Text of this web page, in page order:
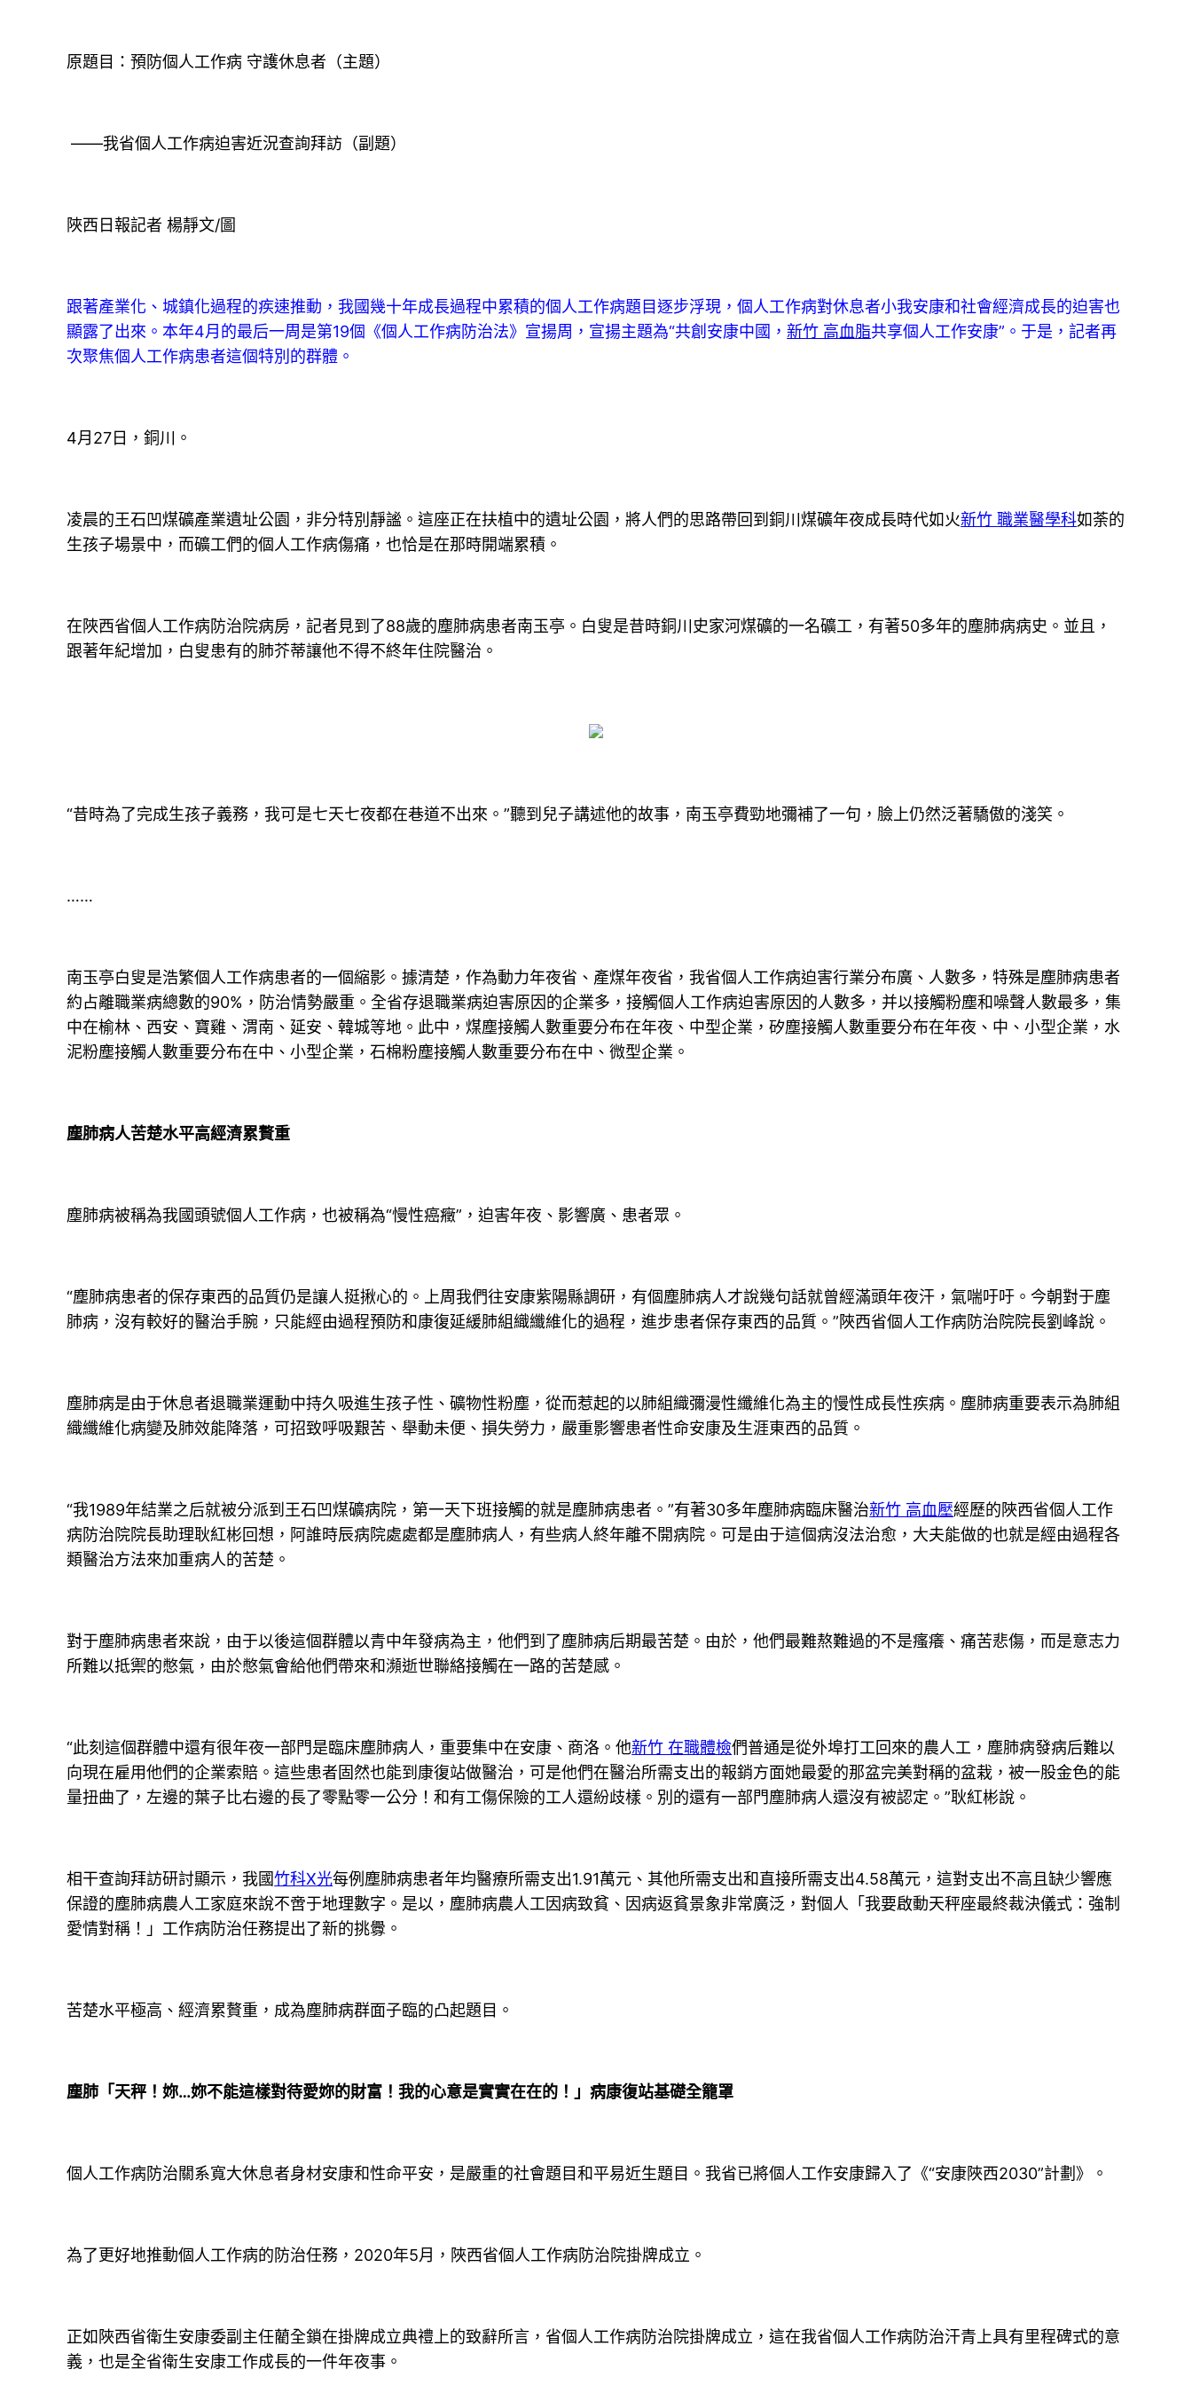
原題目：預防個人工作病 守護休息者（主題）
——我省個人工作病迫害近況查詢拜訪（副題）
陜西日報記者 楊靜文/圖
跟著產業化、城鎮化過程的疾速推動，我國幾十年成長過程中累積的個人工作病題目逐步浮現，個人工作病對休息者小我安康和社會經濟成長的迫害也
顯露了出來。本年4月的最后一周是第19個《個人工作病防治法》宣揚周，宣揚主題為“共創安康中國，新竹 高血脂共享個人工作安康”。于是，記者再
次聚焦個人工作病患者這個特別的群體。
4月27日，銅川。
凌晨的王石凹煤礦產業遺址公園，非分特別靜謐。這座正在扶植中的遺址公園，將人們的思路帶回到銅川煤礦年夜成長時代如火新竹 職業醫學科如荼的
生孩子場景中，而礦工們的個人工作病傷痛，也恰是在那時開端累積。
在陜西省個人工作病防治院病房，記者見到了88歲的塵肺病患者南玉亭。白叟是昔時銅川史家河煤礦的一名礦工，有著50多年的塵肺病病史。並且，
跟著年紀增加，白叟患有的肺芥蒂讓他不得不終年住院醫治。
“昔時為了完成生孩子義務，我可是七天七夜都在巷道不出來。”聽到兒子講述他的故事，南玉亭費勁地彌補了一句，臉上仍然泛著驕傲的淺笑。
……
南玉亭白叟是浩繁個人工作病患者的一個縮影。據清楚，作為動力年夜省、產煤年夜省，我省個人工作病迫害行業分布廣、人數多，特殊是塵肺病患者
約占離職業病總數的90%，防治情勢嚴重。全省存退職業病迫害原因的企業多，接觸個人工作病迫害原因的人數多，并以接觸粉塵和噪聲人數最多，集
中在榆林、西安、寶雞、渭南、延安、韓城等地。此中，煤塵接觸人數重要分布在年夜、中型企業，矽塵接觸人數重要分布在年夜、中、小型企業，水
泥粉塵接觸人數重要分布在中、小型企業，石棉粉塵接觸人數重要分布在中、微型企業。
塵肺病人苦楚水平高經濟累贅重
塵肺病被稱為我國頭號個人工作病，也被稱為“慢性癌癥”，迫害年夜、影響廣、患者眾。
“塵肺病患者的保存東西的品質仍是讓人挺揪心的。上周我們往安康紫陽縣調研，有個塵肺病人才說幾句話就曾經滿頭年夜汗，氣喘吁吁。今朝對于塵
肺病，沒有較好的醫治手腕，只能經由過程預防和康復延緩肺組織纖維化的過程，進步患者保存東西的品質。”陜西省個人工作病防治院院長劉峰說。
塵肺病是由于休息者退職業運動中持久吸進生孩子性、礦物性粉塵，從而惹起的以肺組織彌漫性纖維化為主的慢性成長性疾病。塵肺病重要表示為肺組
織纖維化病變及肺效能降落，可招致呼吸艱苦、舉動未便、損失勞力，嚴重影響患者性命安康及生涯東西的品質。
“我1989年結業之后就被分派到王石凹煤礦病院，第一天下班接觸的就是塵肺病患者。”有著30多年塵肺病臨床醫治新竹 高血壓經歷的陜西省個人工作
病防治院院長助理耿紅彬回想，阿誰時辰病院處處都是塵肺病人，有些病人終年離不開病院。可是由于這個病沒法治愈，大夫能做的也就是經由過程各
類醫治方法來加重病人的苦楚。
對于塵肺病患者來說，由于以後這個群體以青中年發病為主，他們到了塵肺病后期最苦楚。由於，他們最難熬難過的不是瘙癢、痛苦悲傷，而是意志力
所難以抵禦的憋氣，由於憋氣會給他們帶來和瀕逝世聯絡接觸在一路的苦楚感。
“此刻這個群體中還有很年夜一部門是臨床塵肺病人，重要集中在安康、商洛。他新竹 在職體檢們普通是從外埠打工回來的農人工，塵肺病發病后難以
向現在雇用他們的企業索賠。這些患者固然也能到康復站做醫治，可是他們在醫治所需支出的報銷方面她最愛的那盆完美對稱的盆栽，被一股金色的能
量扭曲了，左邊的葉子比右邊的長了零點零一公分！和有工傷保險的工人還紛歧樣。別的還有一部門塵肺病人還沒有被認定。”耿紅彬說。
相干查詢拜訪研討顯示，我國竹科X光每例塵肺病患者年均醫療所需支出1.91萬元、其他所需支出和直接所需支出4.58萬元，這對支出不高且缺少響應
保證的塵肺病農人工家庭來說不啻于地理數字。是以，塵肺病農人工因病致貧、因病返貧景象非常廣泛，對個人「我要啟動天秤座最終裁決儀式：強制
愛情對稱！」工作病防治任務提出了新的挑釁。
苦楚水平極高、經濟累贅重，成為塵肺病群面子臨的凸起題目。
塵肺「天秤！妳…妳不能這樣對待愛妳的財富！我的心意是實實在在的！」病康復站基礎全籠罩
個人工作病防治關系寬大休息者身材安康和性命平安，是嚴重的社會題目和平易近生題目。我省已將個人工作安康歸入了《“安康陜西2030”計劃》。
為了更好地推動個人工作病的防治任務，2020年5月，陜西省個人工作病防治院掛牌成立。
正如陜西省衛生安康委副主任藺全鎖在掛牌成立典禮上的致辭所言，省個人工作病防治院掛牌成立，這在我省個人工作病防治汗青上具有里程碑式的意
義，也是全省衛生安康工作成長的一件年夜事。